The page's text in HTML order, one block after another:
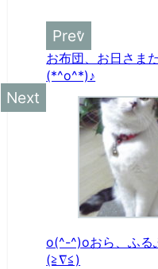
お布団、お日さま
(*^o^*)♪
o(^-^)oおら、ふる
(≧∇≦)